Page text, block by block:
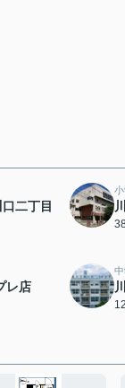
二丁目
レ店